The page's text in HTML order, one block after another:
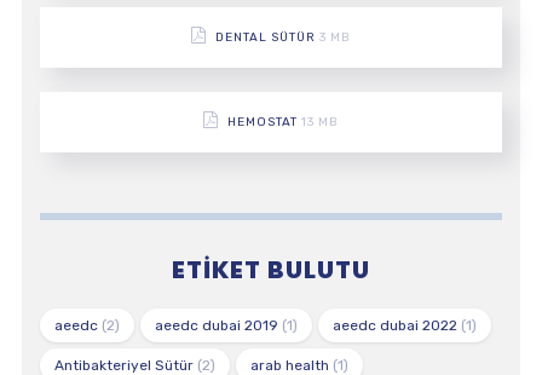
DENTAL SÜTÜR 3 MB
HEMOSTAT 13 MB
ETIKET BULUTU
aeedc(2) aeedc dubai 2019 (1) aeedc dubai 2022 (1)
Antibakteriyel Sütür(2) arab health (1)